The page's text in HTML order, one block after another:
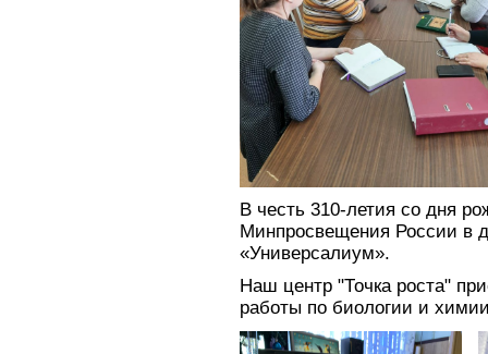
В честь 310-летия со дня
Минпросвещения России в
«Универсалиум».
Наш центр "Точка роста"
работы по биологии и